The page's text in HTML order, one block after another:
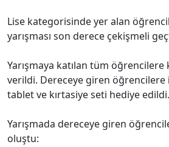
Lise kategorisinde yer alan
yarışması son derece çekişmeli
Yarışmaya katılan tüm öğrencilere
verildi. Dereceye giren öğrencilere
tablet ve kırtasiye seti hediye edildi.
Yarışmada dereceye giren
oluştu: